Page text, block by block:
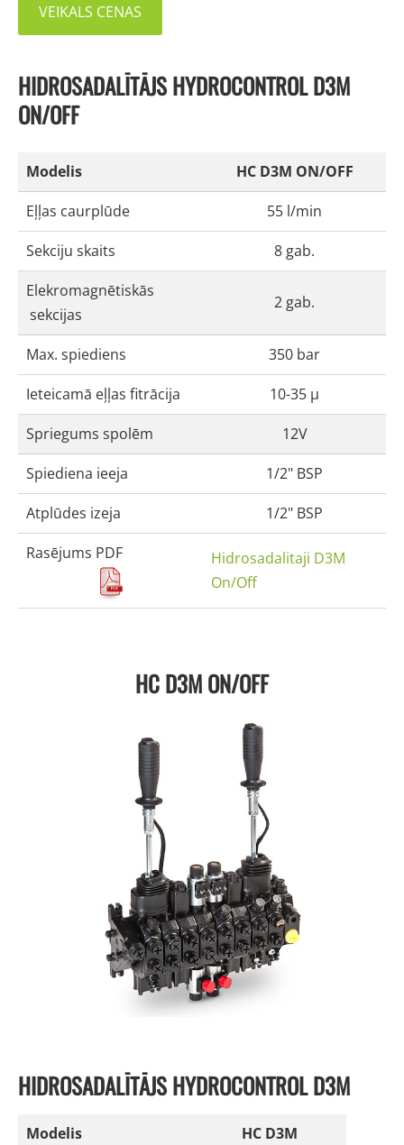
VEIKALS CENAS
HIDROSADALĪTĀJS HYDROCONTROL D3M
ON/OFF
Modelis
HC D3M ON/OFF
Eļļas caurplūde
55 l/min
Sekciju skaits
8 gab.
Elekromagnētiskās
sekcijas
2 gab.
Max. spiediens
350 bar
Ieteicamā eļļas fitrācija
10-35 μ
Spriegums spolēm
12V
Spiediena ieeja
1/2" BSP
Atplūdes izeja
1/2" BSP
Rasējums PDF
Hidrosadalitaji D3M
On/Off
HC D3M ON/OFF
HIDROSADALĪTĀJS HYDROCONTROL D3M
Modelis
HC D3M